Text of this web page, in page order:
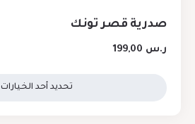
صدرية قصر تونك
ر.س
تحديد أحد الخيارات